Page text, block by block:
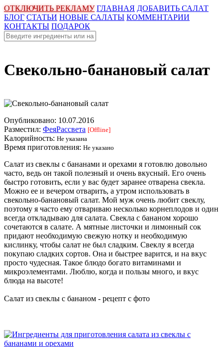
ОТКЛЮЧИТЬ РЕКЛАМУ ГЛАВНАЯ ДОБАВИТЬ САЛАТ
БЛОГ СТАТЬИ НОВЫЕ САЛАТЫ КОММЕНТАРИИ
КОНТАКТЫ ПОДАРОК
Свекольно-банановый салат
Опубликовано: 10.07.2016
Разместил: ФеяРассвета [Offline]
Калорийность: Не указана
Время приготовления: Не указано
Салат из свеклы с бананами и орехами я готовлю довольно
часто, ведь он такой полезный и очень вкусный. Его очень
быстро готовить, если у вас будет заранее отварена свекла.
Можно ее и вечером отварить, а утром использовать в
свекольно-банановый салат. Мой муж очень любит свеклу,
поэтому я часто ему отвариваю несколько корнеплодов и один
всегда откладываю для салата. Свекла с бананом хорошо
сочетаются в салате. А мятные листочки и лимонный сок
придают необходимую свежую нотку и необходимую
кислинку, чтобы салат не был сладким. Свеклу я всегда
покупаю сладких сортов. Она и быстрее варится, и на вкус
просто чудесная. Такое блюдо богато витаминами и
микроэлементами. Люблю, когда и пользы много, и вкус
блюда на высоте!
Салат из свеклы с бананом - рецепт с фото